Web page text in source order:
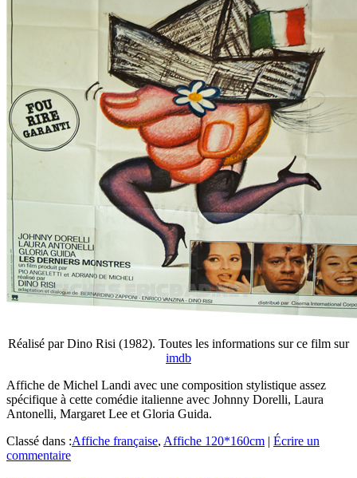
Réalisé par Dino Risi (1982). Toutes les informations sur ce film sur
imdb
Affiche de Michel Landi avec une composition stylistique assez
spécifique à cette comédie italienne avec Johnny Dorelli, Laura
Antonelli, Margaret Lee et Gloria Guida.
Classé dans :Affiche française, Affiche 120*160cm | Écrire un
commentaire